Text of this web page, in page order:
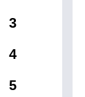
3
4
5